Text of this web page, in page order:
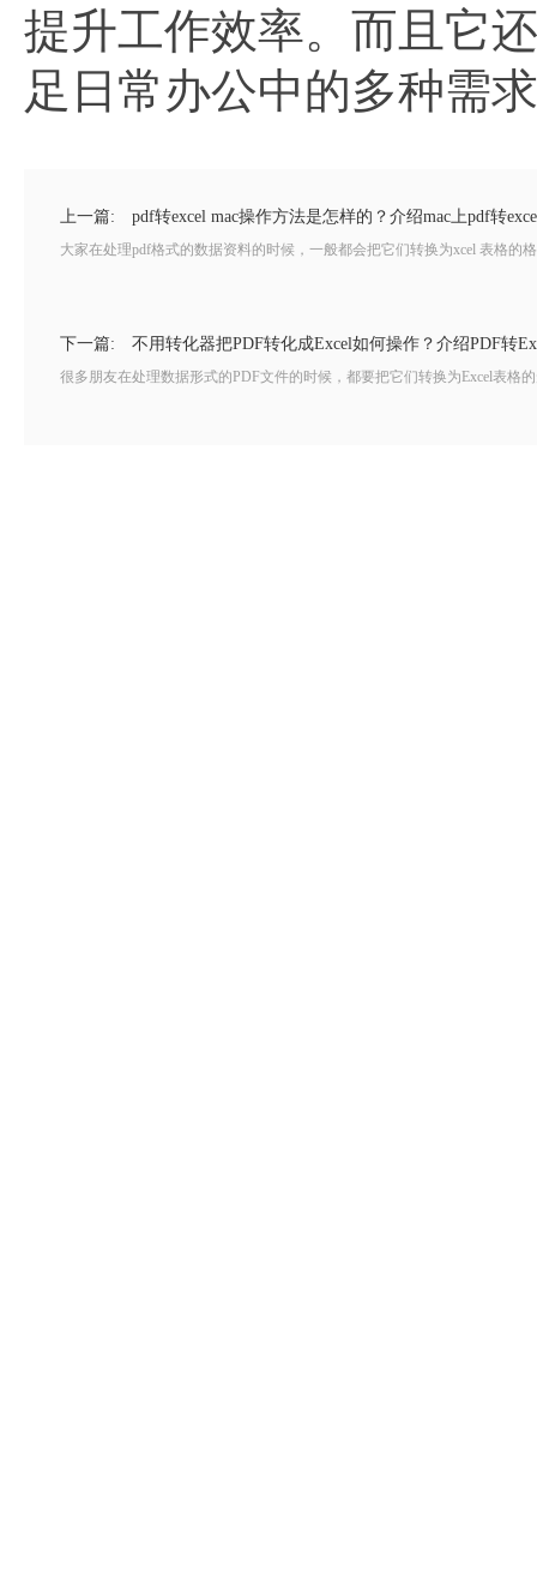
提升工作效率。而且它
足日常办公中的多种需
上一篇: pdf转excel mac操作方法是怎样的？介绍mac上pdf转
大家在处理pdf格式的数据资料的时候，一般都会把它们转换为xcel 表格的
下一篇: 不用转化器把PDF转化成Excel如何操作？介绍PDF转
很多朋友在处理数据形式的PDF文件的时候，都要把它们转换为Excel表格